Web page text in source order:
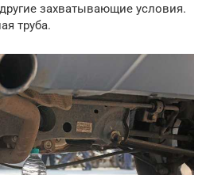
захватывающие условия.
труба.